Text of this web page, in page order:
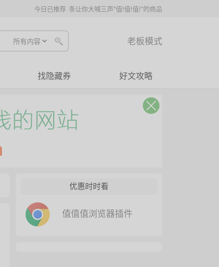
今日已推荐 条让你大喊三声"值!值!值!"的商品
老板模式
找隐藏券 好文攻略
优惠时时看
值值值浏览器插件